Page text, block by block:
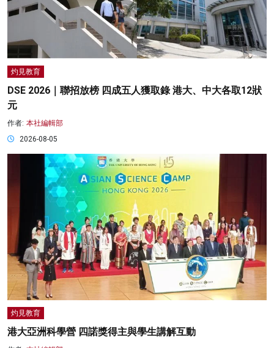
灼見教育
DSE 2026｜聯招放榜 四成五人獲取錄 港大、中大各取12狀
元
作者: 本社編輯部
2026-08-05
灼見教育
港大亞洲科學營 四諾獎得主與學生講解互動